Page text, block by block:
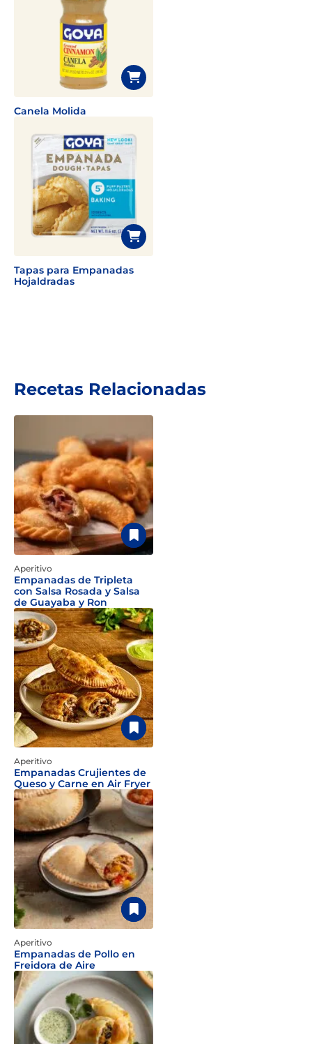
Canela Molida
Tapas para Empanadas
Hojaldradas
Recetas Relacionadas
Aperitivo
Empanadas de Tripleta
con Salsa Rosada y Salsa
de Guayaba y Ron
Aperitivo
Empanadas Crujientes de
Queso y Carne en Air Fryer
Aperitivo
Empanadas de Pollo en
Freidora de Aire